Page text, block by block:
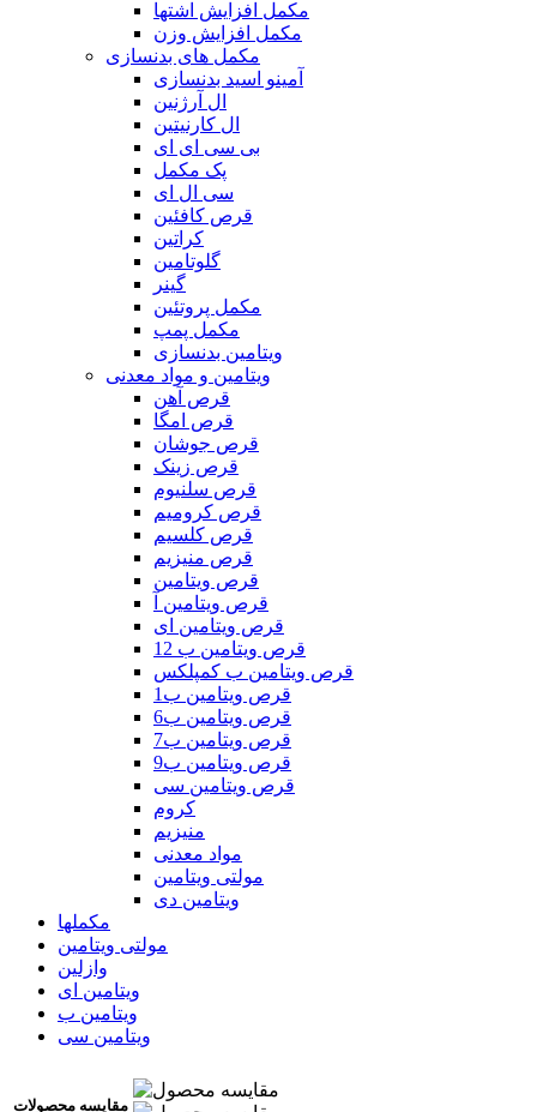
مکمل افزایش اشتها
مکمل افزایش وزن
مکمل های بدنسازی
آمینو اسید بدنسازی
ال آرژنین
ال کارنیتین
بی سی ای ای
پک مکمل
سی ال ای
قرص کافئین
کراتین
گلوتامین
گینر
مکمل پروتئین
مکمل پمپ
ویتامین بدنسازی
ویتامین و مواد معدنی
قرص آهن
قرص امگا
قرص جوشان
قرص زینک
قرص سلنیوم
قرص کرومیم
قرص کلسیم
قرص منیزیم
قرص ویتامین
قرص ویتامین آ
قرص ویتامین ای
قرص ویتامین ب 12
قرص ویتامین ب کمپلکس
قرص ویتامین ب1
قرص ویتامین ب6
قرص ویتامین ب7
قرص ویتامین ب9
قرص ویتامین سی
کروم
منیزیم
مواد معدنی
مولتی ویتامین
ویتامین دی
مکملها
مولتی ویتامین
وازلین
ویتامین ای
ویتامین ب
ویتامین سی
مقایسه محصولات